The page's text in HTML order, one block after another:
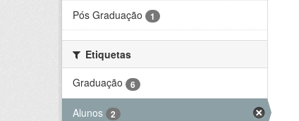
Pós Graduação 1
Etiquetas
Graduação
6
Alunos 2